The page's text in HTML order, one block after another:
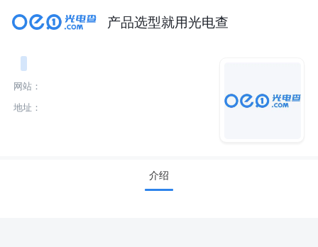
产品选型就用光电查
网站：
地址：
介绍